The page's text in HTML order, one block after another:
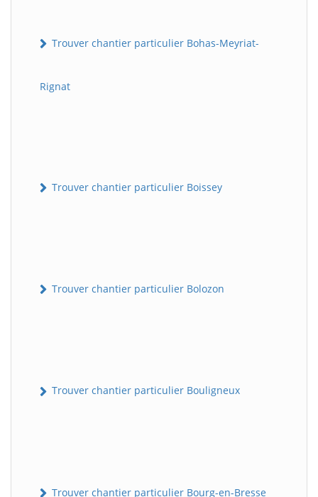
Trouver chantier particulier Bohas-Meyriat-
Rignat
Trouver chantier particulier Boissey
Trouver chantier particulier Bolozon
Trouver chantier particulier Bouligneux
Trouver chantier particulier Bourg-en-Bresse